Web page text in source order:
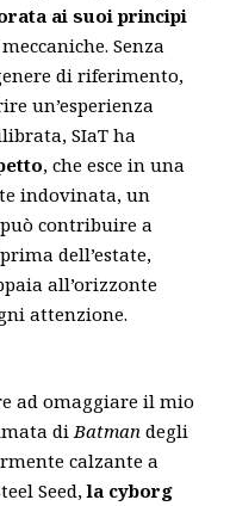
ai suoi principi
Senza
di riferimento,
un’esperienza
SIaT ha
, che esce in una
indovinata, un
contribuire a
dell’estate,
all’orizzonte
attenzione.
ad omaggiare il mio
di Batman degli
calzante a
Seed,la cyborg